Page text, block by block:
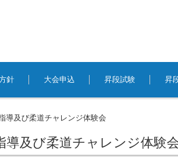
針 大会申込 昇段試験 昇
導及び柔道チャレンジ体験会
導及び柔道チャレンジ体験